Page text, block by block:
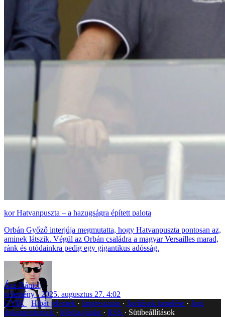
Hatvanpuszta – a hazugságra épített palota
Orbán Győző interjúja megmutatta, hogy Hatvanpuszta pontosan az,
aminek látszik. Végül az Orbán családra a magyar Versailles marad,
ránk és utódainkra pedig egy gigantikus adósság.
Ács Dániel
vélemény
2025. augusztus 27. 4:02
GYIK
Hibát jelentek Impresszum Javítások kezelése
Jogi
dokumentumok
Médiaajánlat RSS
Sütibeállítások